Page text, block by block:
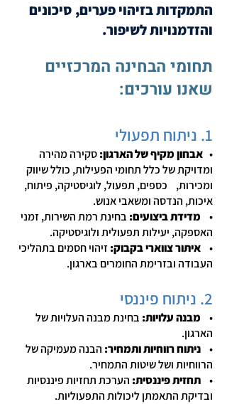
התמקדות בזיהוי פערים, סיכונים
והזדמנויות לשיפור.
תחומי הבחינה המרכזיים
שאנו עורכים:
1. ניתוח תפעולי
• אבחון מקיף של הארגון:סקירה מהירה
ומדויקת של כלל תחומי הפעילות, כולל שיווק
ומכירות, כספים, תפעול, לוגיסטיקה, פיתוח,
איכות, הנדסה ומשאבי אנוש.
• מדידת ביצועים: בחינת רמת השירות, זמני
האספקה, יעילות תפעולית ולוגיסטיקה.
• איתור צווארי בקבוק:זיהוי חסמים בתהליכי
העבודה ובזרימת החומרים בארגון.
2. ניתוח פיננסי
• מבנה עלויות: בחינת מבנה העלויות של
הארגון.
• ניתוח רווחיות ותמחיר: הבנה מעמיקה של
הרווחיות ושל שיטות התמחיר.
• תחזית פיננסית: הערכת תחזיות פיננסיות
ובדיקת התאמתן ליכולות התפעוליות.